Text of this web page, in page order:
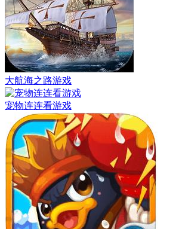
大航海之路游戏
宠物连连看游戏